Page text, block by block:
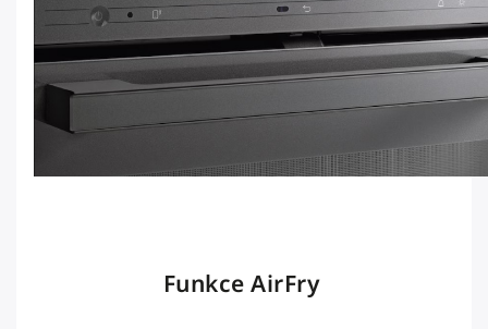
Funkce AirFry